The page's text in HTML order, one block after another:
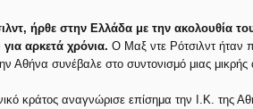
ήρθε στην Ελλάδα με την ακολουθία
αρκετά χρόνια. Ο Μαξ ντε Ρότσιλντ ήταν
Αθήνα συνέβαλε στο συντονισμό μιας
κράτος αναγνώρισε επίσημα την Ι.Κ. της